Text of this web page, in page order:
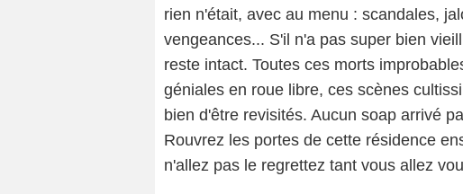
rien n'était, avec au menu : scandales,
vengeances... S'il n'a pas super bien
reste intact. Toutes ces morts
géniales en roue libre, ces scènes
bien d'être revisités. Aucun soap arrivé
Rouvrez les portes de cette résidence
n'allez pas le regrettez tant vous allez